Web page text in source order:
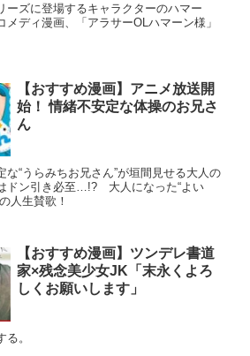
ーズに登場するキャラクターのハマー
メディ漫画、「アラサーOLハマーン様」
【おすすめ漫画】アニメ放送開
始！ 情緒不安定な体操のお兄さ
ん
な“うらみちお兄さん”が垣間見せる大人の
ドン引き必至…!? 大人になった“よい
人生賛歌！
【おすすめ漫画】ツンデレ書道
家×残念美少女JK「末永くよろ
しくお願いします」
。